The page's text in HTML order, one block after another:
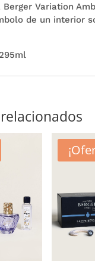
Variation
de un interior